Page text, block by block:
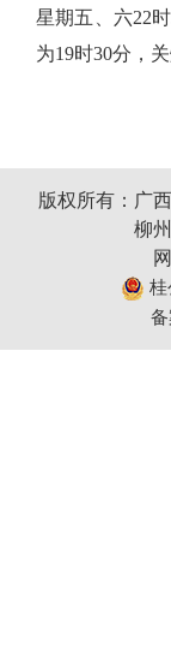
数据专题
星期五、六22
为19时30分，
版权所有：广
柳
桂